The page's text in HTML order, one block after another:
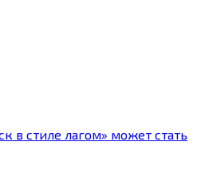
в стиле лагом» может стать